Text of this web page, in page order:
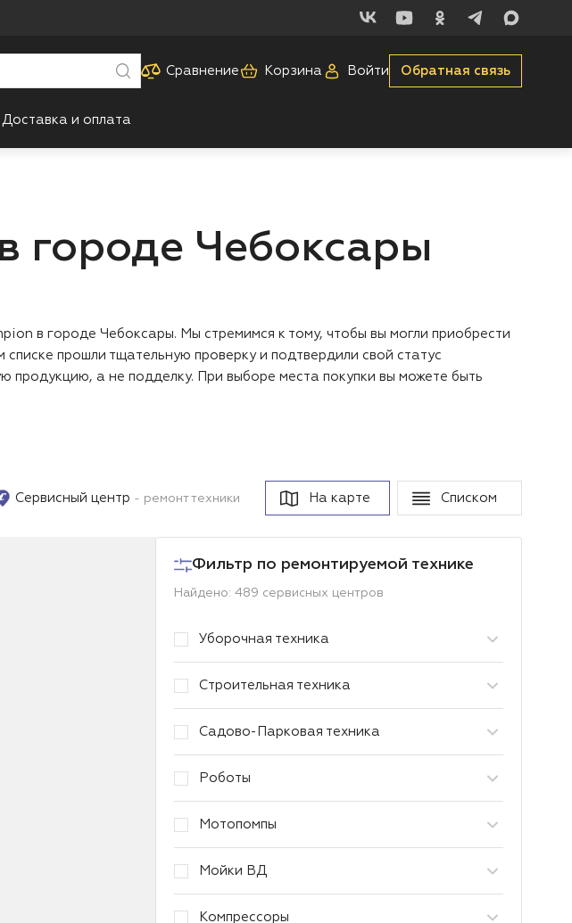
Сравнение Корзина Войти Обратная связь
Доставка и оплата
городе Чебоксары
в городе Чебоксары. Мы стремимся к тому, чтобы вы могли приобрести
прошли тщательную проверку и подтвердили свой статус
продукцию, а не подделку. При выборе места покупки вы можете быть
Сервисный центр - ремонт техники На карте Списком
Фильтр по ремонтируемой технике
Найдено: 489 сервисных центров
Уборочная техника
Строительная техника
Садово-Парковая техника
Роботы
Мотопомпы
Мойки ВД
Компрессоры